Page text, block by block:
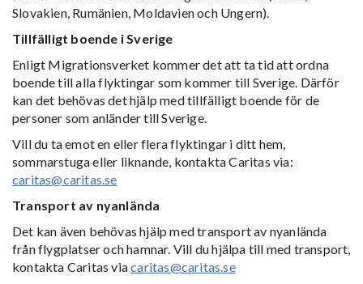
Slovakien, Rumänien, Moldavien och Ungern).
Tillfälligt boende i Sverige
Enligt Migrationsverket kommer det att ta tid att ordna
boende till alla flyktingar som kommer till Sverige. Därför
kan det behövas det hjälp med tillfälligt boende för de
personer som anländer till Sverige.
Vill du ta emot en eller flera flyktingar i ditt hem,
sommarstuga eller liknande, kontakta Caritas via:
caritas@caritas.se
Transport av nyanlända
Det kan även behövas hjälp med transport av nyanlända
från flygplatser och hamnar. Vill du hjälpa till med transport,
kontakta Caritas viacaritas@caritas.se